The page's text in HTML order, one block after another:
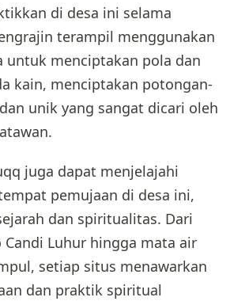
di desa ini selama
terampil menggunakan
untuk menciptakan pola dan
kain, menciptakan potongan-
unik yang sangat dicari oleh
juga dapat menjelajahi
pemujaan di desa ini,
dan spiritualitas. Dari
Luhur hingga mata air
setiap situs menawarkan
dan praktik spiritual